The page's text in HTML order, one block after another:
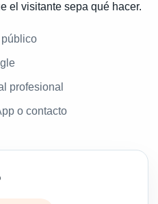
el visitante sepa qué hacer.
profesional
o contacto